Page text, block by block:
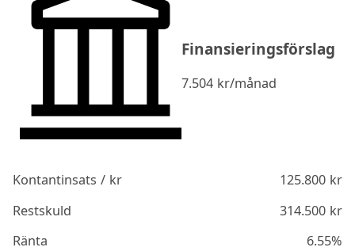
Finansieringsförslag
7.504 kr/månad
Kontantinsats / kr 125.800kr
Restskuld
314.500kr
Ränta
6.55%